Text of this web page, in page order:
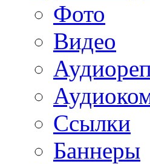
Фото
Видео
Ссылки
Баннеры